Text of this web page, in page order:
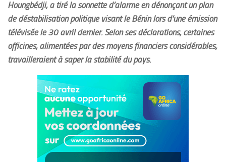
Houngbédji, a tiré la sonnette d’alarme en dénonçant un plan
de déstabilisation politique visant le Bénin lors d’une émission
télévisée le 30 avril dernier. Selon ses déclarations, certaines
officines, alimentées par des moyens financiers considérables,
travailleraient à saper la stabilité du pays.